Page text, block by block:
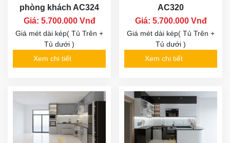
phòng khách AC324
Giá: 5.700.000 Vnđ
Giá mét dài kép( Tủ Trên +
Tủ dưới )
Xem chi tiết
AC320
Giá: 5.700.000 Vnđ
Giá mét dài kép( Tủ Trên +
Tủ dưới )
Xem chi tiết